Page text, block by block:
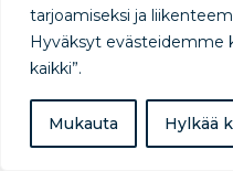
tarjoamiseksi ja
Hyväksyt evästeidemme
kaikki”.
Mukauta Hylkää